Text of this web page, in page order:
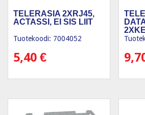
TELERASIA 2XRJ45,
ACTASSI, EI SIS LIIT
Tuotekoodi: 7004052
5,40 €
VAL